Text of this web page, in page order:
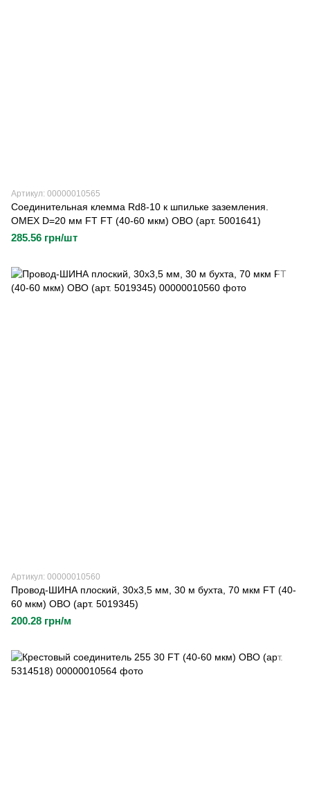
Артикул: 00000010565
Соединительная клемма Rd8-10 к шпильке заземления.
OMEX D=20 мм FT FT (40-60 мкм) OBO (арт. 5001641)
285.56 грн/шт
Артикул: 00000010560
Провод-ШИНА плоский, 30х3,5 мм, 30 м бухта, 70 мкм FT (40-
60 мкм) OBO (арт. 5019345)
200.28 грн/м